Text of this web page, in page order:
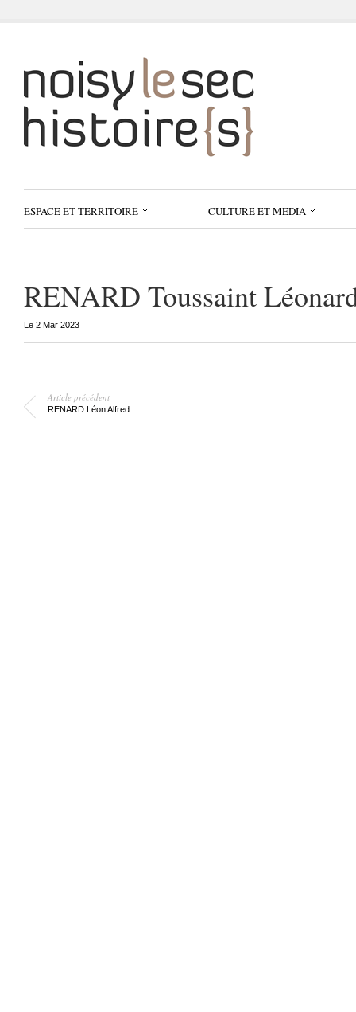
ESPACE ET TERRITOIRE CULTURE ET MEDIA
RENARD Toussaint
Le 2 Mar 2023
Article précédent
RENARD Léon Alfred